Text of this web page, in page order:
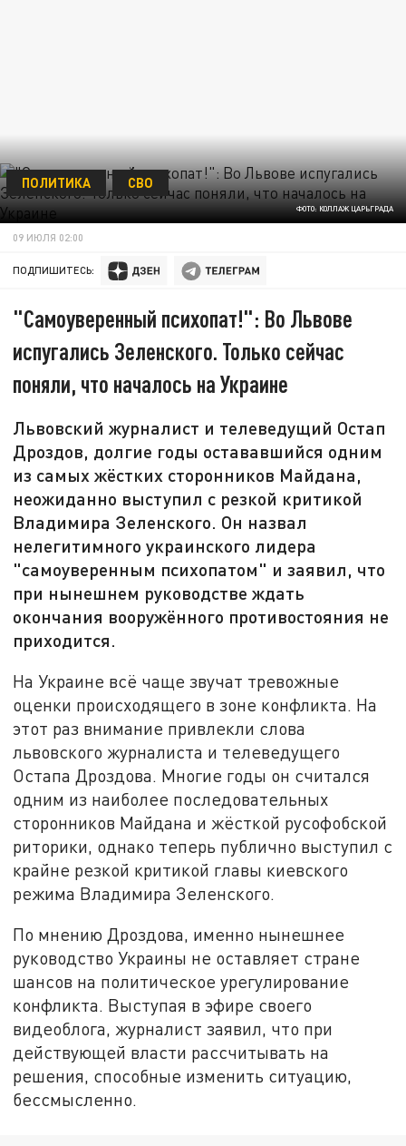
ФОТО: КОЛЛАЖ ЦАРЬГРАДА
ПОЛИТИКА СВО
09 ИЮЛЯ 02:00
ПОДПИШИТЕСЬ:
"Самоуверенный психопат!": Во Львове
испугались Зеленского. Только сейчас
поняли, что началось на Украине
Львовский журналист и телеведущий Остап
Дроздов, долгие годы остававшийся одним
из самых жёстких сторонников Майдана,
неожиданно выступил с резкой критикой
Владимира Зеленского. Он назвал
нелегитимного украинского лидера
"самоуверенным психопатом" и заявил, что
при нынешнем руководстве ждать
окончания вооружённого противостояния не
приходится.
На Украине всё чаще звучат тревожные
оценки происходящего в зоне конфликта. На
этот раз внимание привлекли слова
львовского журналиста и телеведущего
Остапа Дроздова. Многие годы он считался
одним из наиболее последовательных
сторонников Майдана и жёсткой русофобской
риторики, однако теперь публично выступил с
крайне резкой критикой главы киевского
режима Владимира Зеленского.
По мнению Дроздова, именно нынешнее
руководство Украины не оставляет стране
шансов на политическое урегулирование
конфликта. Выступая в эфире своего
видеоблога, журналист заявил, что при
действующей власти рассчитывать на
решения, способные изменить ситуацию,
бессмысленно.